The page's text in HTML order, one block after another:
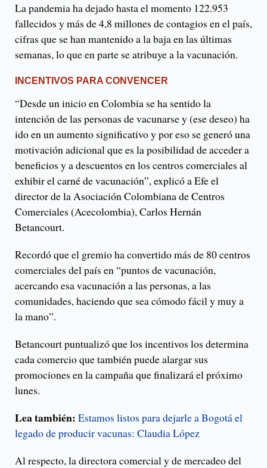
La pandemia ha dejado hasta el momento 122.953
fallecidos y más de 4,8 millones de contagios en el país,
cifras que se han mantenido a la baja en las últimas
semanas, lo que en parte se atribuye a la vacunación.
INCENTIVOS PARA CONVENCER
“Desde un inicio en Colombia se ha sentido la
intención de las personas de vacunarse y (ese deseo) ha
ido en un aumento significativo y por eso se generó una
motivación adicional que es la posibilidad de acceder a
beneficios y a descuentos en los centros comerciales al
exhibir el carné de vacunación”, explicó a Efe el
director de la Asociación Colombiana de Centros
Comerciales (Acecolombia), Carlos Hernán
Betancourt.
Recordó que el gremio ha convertido más de 80 centros
comerciales del país en “puntos de vacunación,
acercando esa vacunación a las personas, a las
comunidades, haciendo que sea cómodo fácil y muy a
la mano”.
Betancourt puntualizó que los incentivos los determina
cada comercio que también puede alargar sus
promociones en la campaña que finalizará el próximo
lunes.
Lea también: Estamos listos para dejarle a Bogotá el
legado de producir vacunas: Claudia López
Al respecto, la directora comercial y de mercadeo del